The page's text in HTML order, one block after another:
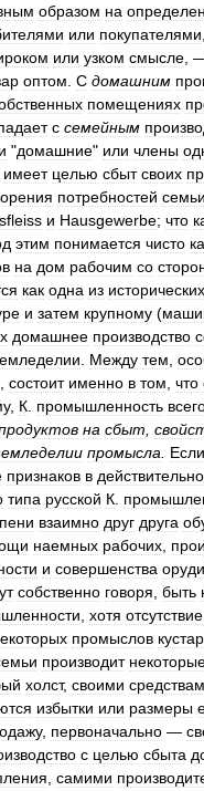
образом на
или покупателями
или узком смысле ,
оптом С домашним
помещениях
с семейным
"домашние" или члены
имеет целью сбыт своих
потребностей семьи
и Hausgewerbe; что
этим понимается чисто
на дом рабочим со
как одна из исторических
и затем крупному (
домашнее производство
Между тем
состоит именно в том что
, К промышленность
на сбыт
промысла Если
признаков в
типа русской К
взаимно друг друга
наемных рабочих
и совершенства
собственно говоря быть
хотя отсутствие
промыслов
производит
холст, своими
избытки или размеры
, первоначально —
с целью сбыта
самими